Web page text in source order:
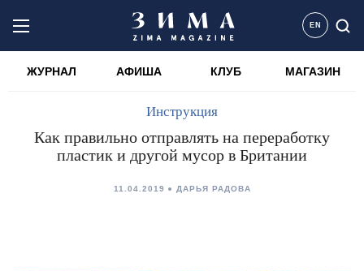
EN
ЖУРНАЛ АФИША КЛУБ МАГАЗИН
Инструкция
Как правильно отправлять на переработку
пластик и другой мусор в Британии
11.04.2019 ДАРЬЯ РАДОВА